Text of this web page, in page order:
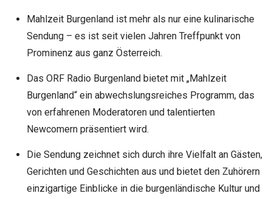
Mahlzeit Burgenland ist mehr als nur eine kulinarische
Sendung – es ist seit vielen Jahren Treffpunkt von
Prominenz aus ganz Österreich.
Das ORF Radio Burgenland bietet mit „Mahlzeit
Burgenland“ ein abwechslungsreiches Programm, das
von erfahrenen Moderatoren und talentierten
Newcomern präsentiert wird.
Die Sendung zeichnet sich durch ihre Vielfalt an Gästen,
Gerichten und Geschichten aus und bietet den Zuhörern
einzigartige Einblicke in die burgenländische Kultur und